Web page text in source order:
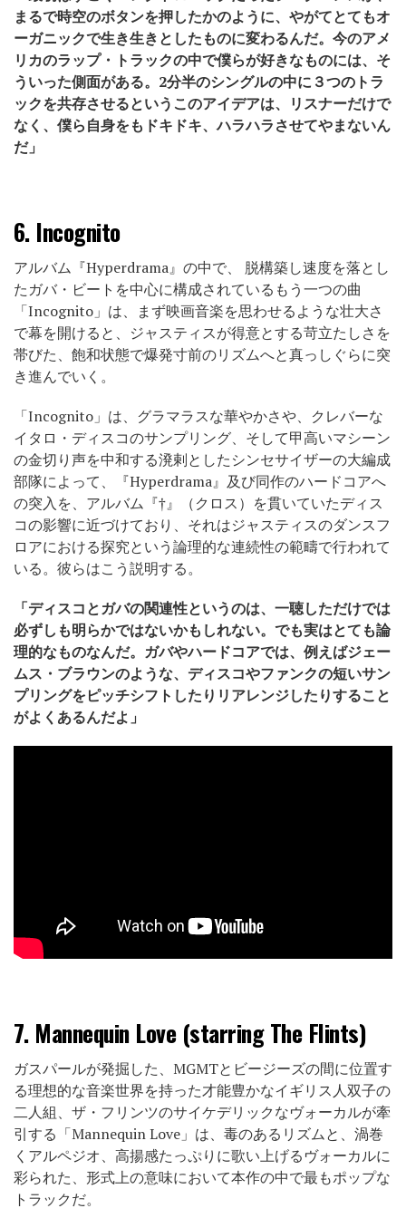
まるで時空のボタンを押したかのように、やがてとてもオ
ーガニックで生き生きとしたものに変わるんだ。今のアメ
リカのラップ・トラックの中で僕らが好きなものには、そ
ういった側面がある。2分半のシングルの中に３つのトラ
ックを共存させるというこのアイデアは、リスナーだけで
なく、僕ら自身をもドキドキ、ハラハラさせてやまないん
だ」
6.Incognito
アルバム『Hyperdrama』の中で、 脱構築し速度を落とし
たガバ・ビートを中心に構成されているもう一つの曲
「Incognito」は、まず映画音楽を思わせるような壮大さ
で幕を開けると、ジャスティスが得意とする苛立たしさを
帯びた、飽和状態で爆発寸前のリズムへと真っしぐらに突
き進んでいく。
「Incognito」は、グラマラスな華やかさや、クレバーな
イタロ・ディスコのサンプリング、そして甲高いマシーン
の金切り声を中和する溌剌としたシンセサイザーの大編成
部隊によって、『Hyperdrama』及び同作のハードコアへ
の突入を、アルバム『†』（クロス）を貫いていたディス
コの影響に近づけており、それはジャスティスのダンスフ
ロアにおける探究という論理的な連続性の範疇で行われて
いる。彼らはこう説明する。
「ディスコとガバの関連性というのは、一聴しただけでは
必ずしも明らかではないかもしれない。でも実はとても論
理的なものなんだ。ガバやハードコアでは、例えばジェー
ムス・ブラウンのような、ディスコやファンクの短いサン
プリングをピッチシフトしたりリアレンジしたりすること
がよくあるんだよ」
7.Mannequin Love (starring The Flints)
ガスパールが発掘した、MGMTとビージーズの間に位置す
る理想的な音楽世界を持った才能豊かなイギリス人双子の
二人組、ザ・フリンツのサイケデリックなヴォーカルが牽
引する「Mannequin Love」は、毒のあるリズムと、渦巻
くアルペジオ、高揚感たっぷりに歌い上げるヴォーカルに
彩られた、形式上の意味において本作の中で最もポップな
トラックだ。